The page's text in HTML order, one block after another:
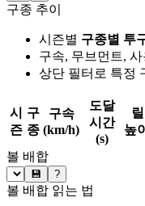
구종 추이
시즌별 구종별 투
구속, 무브먼트,
상단 필터로 특정
시
즌
구
종
구속
(km/h)
도달
시간
(s)
높
볼 배합
💾 ?
볼 배합 읽는 법